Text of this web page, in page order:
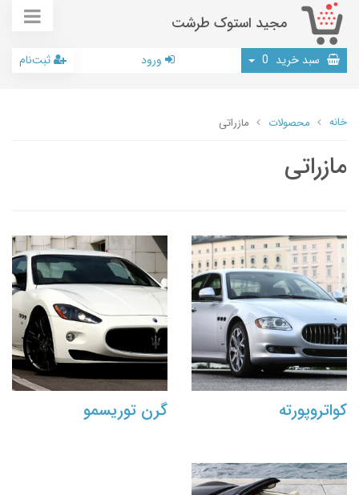
مجید استوک طرشت
سبد خرید 0 ورود ثبت‌نام
خانه محصولات مازراتی
مازراتی
کواتروپورته گرن توریسمو